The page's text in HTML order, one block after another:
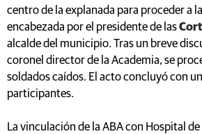
centro de la explanada para proceder a
encabezada por el presidente de las
alcalde del municipio. Tras un breve
coronel director de la Academia, se
soldados caídos. El acto concluyó con
participantes.
La vinculación de la ABA con Hospital